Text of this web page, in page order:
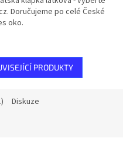
Doručujeme po celé České
oko.
PRODUKTY
Diskuze